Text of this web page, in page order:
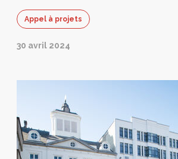
Appel à projets
30 avril 2024